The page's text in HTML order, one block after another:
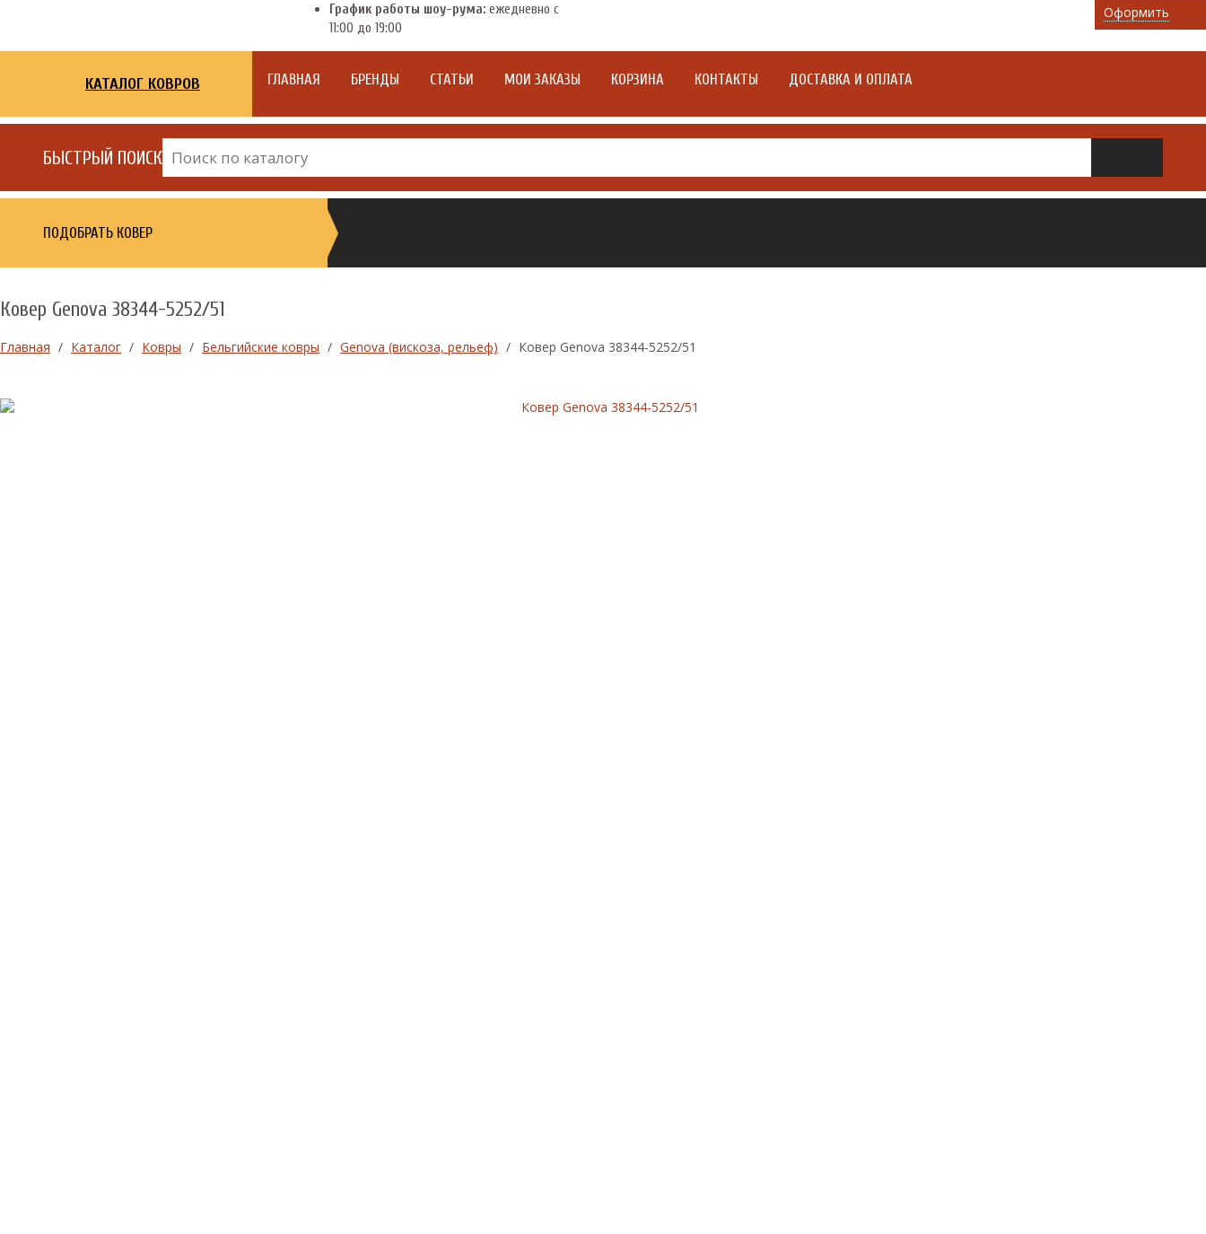
График работы шоу-рума:ежедневно с
11:00 до 19:00
Оформить
КАТАЛОГ КОВРОВ ГЛАВНАЯ БРЕНДЫ СТАТЬИ МОИ ЗАКАЗЫ КОРЗИНА КОНТАКТЫ ДОСТАВКА И ОПЛАТА
БЫСТРЫЙ ПОИСК
ПОДОБРАТЬ КОВЕР
Ковер Genova 38344-5252/51
Главная / Каталог / Ковры / Бельгийские ковры / Genova (вискоза, рельеф) / Ковер Genova 38344-5252/51